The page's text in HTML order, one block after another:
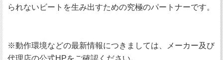
られないビートを生み出すための究極のパートナーです。
※動作環境などの最新情報につきましては、メーカー及び